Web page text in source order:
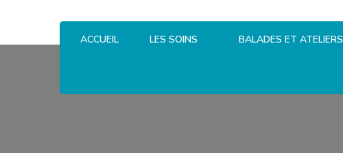
ACCUEIL LES SOINS BALADES ET ATELIERS